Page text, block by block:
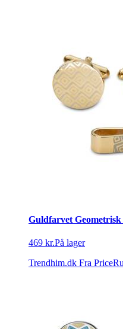
Guldfarvet
469 kr.På lager
Trendhim.dk Fra